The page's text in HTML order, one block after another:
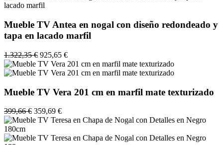
Mueble TV Antea en nogal con diseño redondeado y
tapa en lacado marfil
1.322,35 € 925,65 €
Mueble TV Vera 201 cm en marfil mate texturizado
399,66 € 359,69 €